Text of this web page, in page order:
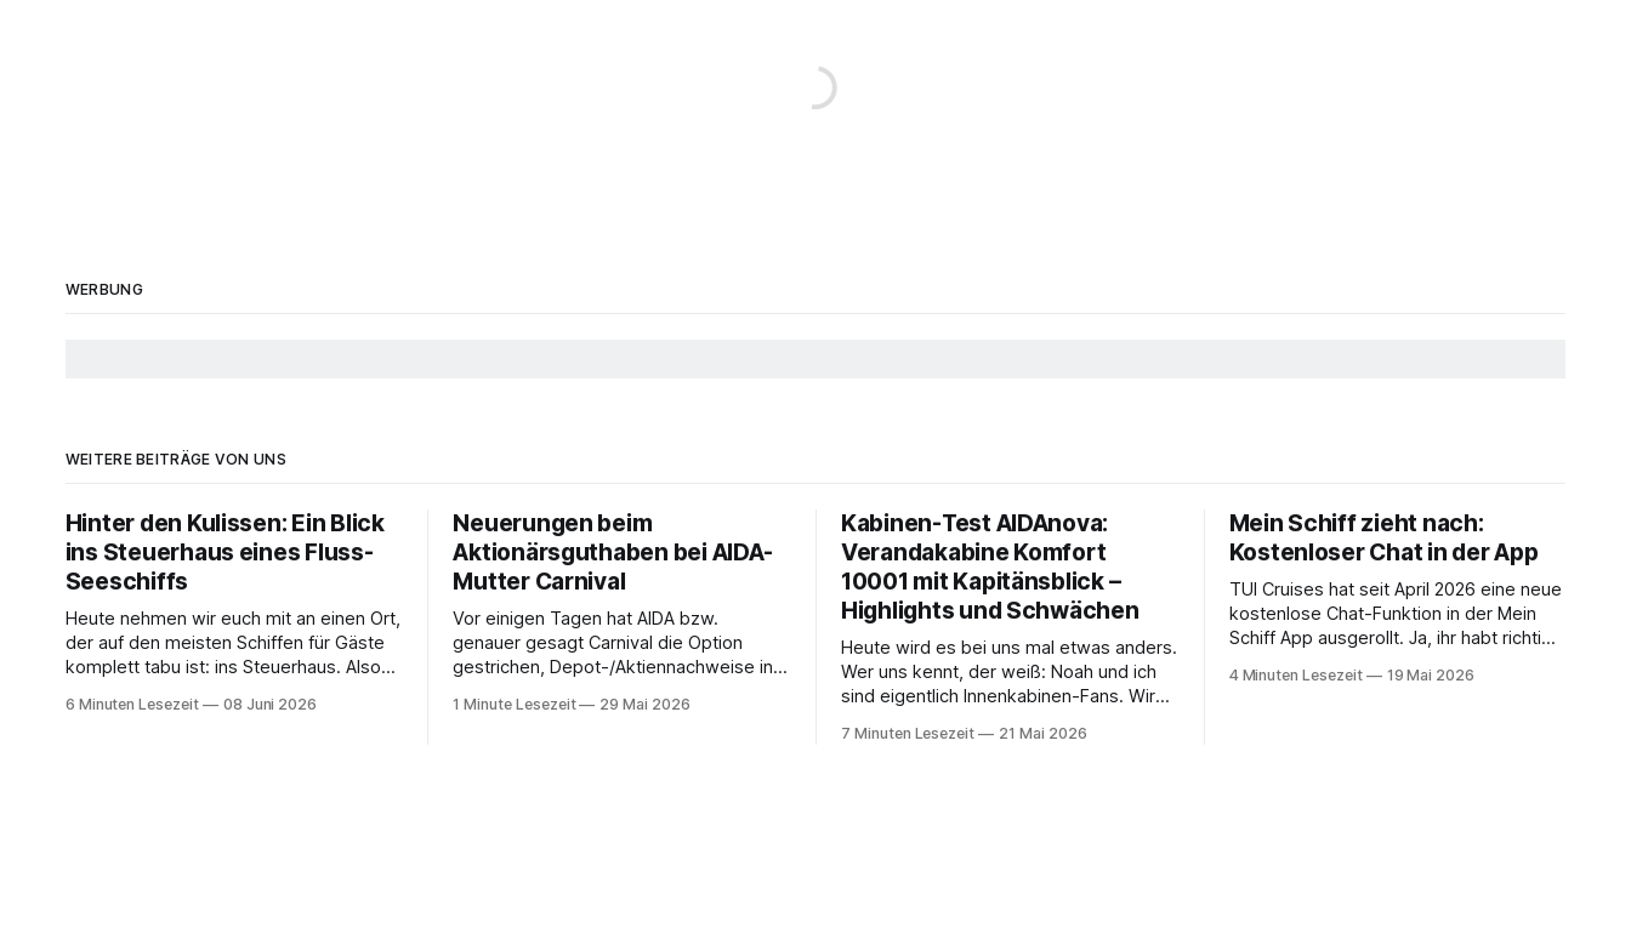
WERBUNG
WEITERE BEITRÄGE VON UNS
Hinter den Kulissen: Ein Blick
ins Steuerhaus eines Fluss-
Seeschiffs
Heute nehmen wir euch mit an einen Ort,
der auf den meisten Schiffen für Gäste
komplett tabu ist: ins Steuerhaus. Also
Arbeitsplatz hat. Auf unserer Reise mit
6 Minuten Lesezeit 08 Juni 2026
Neuerungen beim
Aktionärsguthaben bei AIDA-
Mutter Carnival
Vor einigen Tagen hat AIDA bzw.
genauer gesagt Carnival die Option
gestrichen, Depot-/Aktiennachweise in
Bordguthaben zu erhalten. Ab sofort
1 Minute Lesezeit 29 Mai 2026
Kabinen-Test AIDAnova:
Verandakabine Komfort
10001 mit Kapitänsblick –
Highlights und Schwächen
Heute wird es bei uns mal etwas anders.
Wer uns kennt, der weiß: Noah und ich
sind eigentlich Innenkabinen-Fans. Wir
sparen, lieber in Aktivitäten an Bord,
7 Minuten Lesezeit 21 Mai 2026
Mein Schiff zieht nach:
Kostenloser Chat in der App
TUI Cruises hat seit April 2026 eine neue
kostenlose Chat-Funktion in der Mein
Schiff App ausgerollt. Ja, ihr habt richtig
dass ihr dafür ein Internet-Paket buchen
4 Minuten Lesezeit 19 Mai 2026